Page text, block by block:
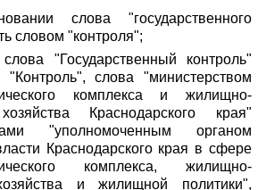
слова "государственного
словом "контроля";
"Государственный контроль"
"Контроль", слова "министерством
комплекса и жилищно-
Краснодарского края"
"уполномоченным органом
Краснодарского края в сфере
комплекса, жилищно-
и жилищной политики",